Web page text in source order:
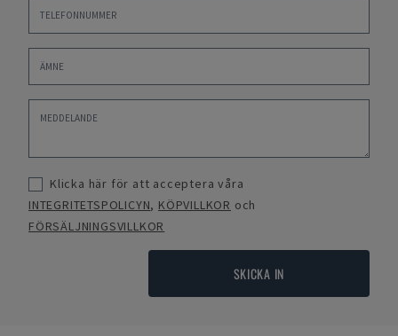
Klicka här för att acceptera våra
INTEGRITETSPOLICYN, KÖPVILLKOR och
FÖRSÄLJNINGSVILLKOR
SKICKA IN